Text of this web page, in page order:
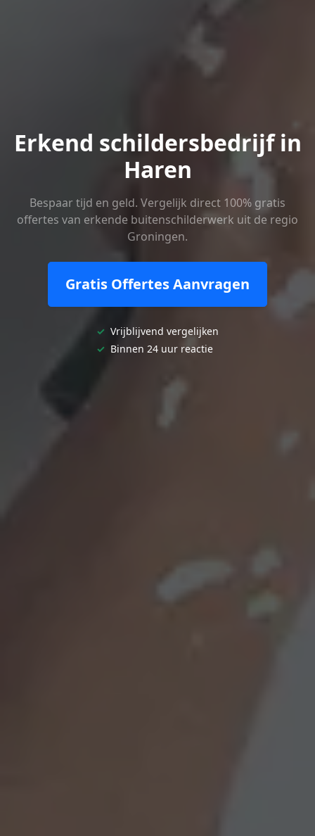
Erkend schildersbedrijf in
Haren
Bespaar tijd en geld. Vergelijk direct 100% gratis
offertes van erkende buitenschilderwerk uit de regio
Groningen.
Gratis Offertes Aanvragen
✓ Vrijblijvend vergelijken
✓ Binnen 24 uur reactie